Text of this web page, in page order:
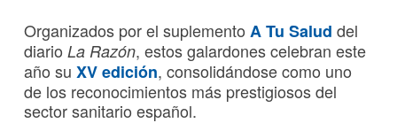
Organizados por el suplemento A Tu Salud del
diario La Razón, estos galardones celebran este
año su XV edición, consolidándose como uno
de los reconocimientos más prestigiosos del
sector sanitario español.